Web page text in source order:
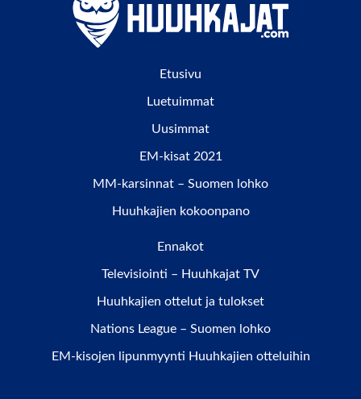
Etusivu
Luetuimmat
Uusimmat
EM-kisat 2021
MM-karsinnat – Suomen lohko
Huuhkajien kokoonpano
Ennakot
Televisiointi – Huuhkajat TV
Huuhkajien ottelut ja tulokset
Nations League – Suomen lohko
EM-kisojen lipunmyynti Huuhkajien otteluihin